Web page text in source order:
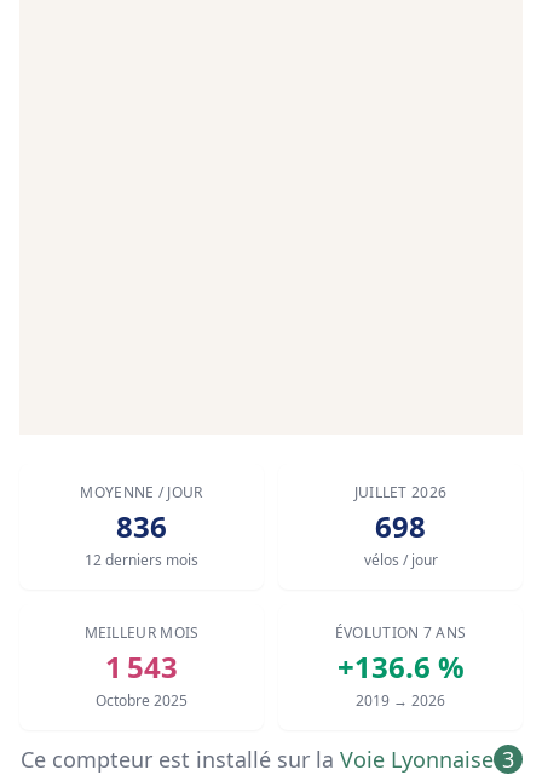
MOYENNE / JOUR
836
12 derniers mois
JUILLET 2026
698
vélos / jour
MEILLEUR MOIS
1 543
Octobre 2025
ÉVOLUTION 7 ANS
+136.6 %
2019 → 2026
Ce compteur est installé sur la Voie Lyonnaise 3